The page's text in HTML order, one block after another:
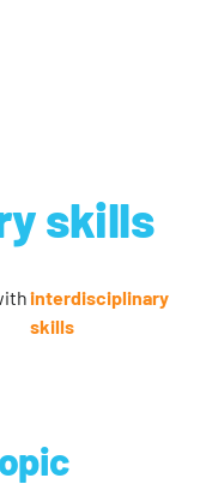
skills
interdisciplinary
skills